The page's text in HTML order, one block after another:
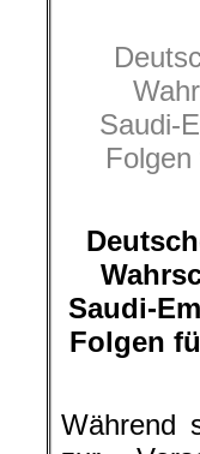
Saudi-
Saudi-
Folgen
Während